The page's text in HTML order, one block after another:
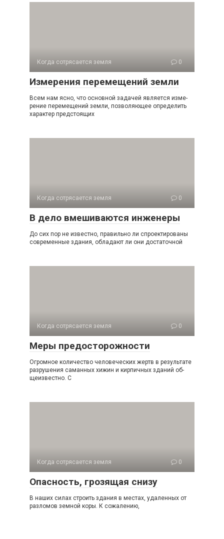
Когда сотрясается земля 0
Измерения перемещений земли
Всем нам ясно, что основной задачей является изме­
рение перемещений земли, позволяющее определить
ха­рактер предстоящих
Когда сотрясается земля 0
В дело вмешиваются инженеры
До сих пор не известно, правильно ли спроектированы
современные здания, обладают ли они достаточной
Когда сотрясается земля 0
Меры предосторожности
Огромное количество человеческих жертв в результа­те
разрушения саманных хижин и кирпичных зданий об­
щеизвестно. С
Когда сотрясается земля 0
Опасность, грозящая снизу
В наших силах строить здания в местах, удаленных от
разломов земной коры. К сожалению,